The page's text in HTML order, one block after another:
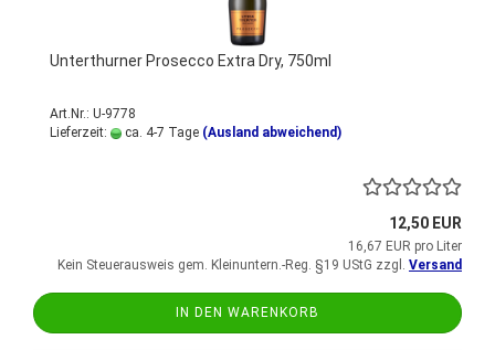
Unterthurner Prosecco Extra Dry, 750ml
Art.Nr.: U-9778
Lieferzeit:
ca. 4-7 Tage (Ausland abweichend)
12,50 EUR
16,67 EUR pro Liter
Kein Steuerausweis gem. Kleinuntern.-Reg. §19 UStG zzgl. Versand
IN DEN WARENKORB